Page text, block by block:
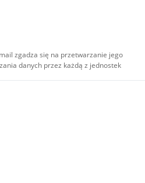
zgadza się na przetwarzanie jego
danych przez każdą z jednostek